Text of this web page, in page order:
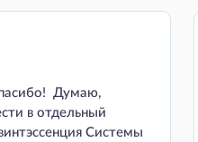
Думаю,
в отдельный
Системы